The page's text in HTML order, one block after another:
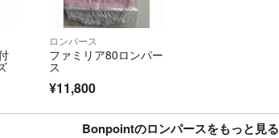
ロンパース
ファミリア80ロンパー
ス
¥11,800
Bonpointのロンパースをもっと見る